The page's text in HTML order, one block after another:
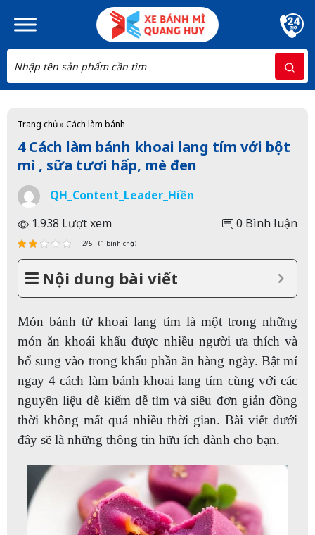
Skip to main content
Trang chủ»Cách làm bánh
4 Cách làm bánh khoai lang tím với bột
mì , sữa tươi hấp, mè đen
QH_Content_Leader_Hiền
1.938 Lượt xem
0 Bình luận
2/5 - (1 bình chọn)
Nội dung bài viết
Món bánh từ khoai lang tím là một trong những
món ăn khoái khẩu được nhiều người ưa thích và
bổ sung vào trong khẩu phần ăn hàng ngày. Bật mí
ngay 4 cách làm bánh khoai lang tím cùng với các
nguyên liệu dễ kiếm dễ tìm và siêu đơn giản đồng
thời không mất quá nhiều thời gian. Bài viết dưới
đây sẽ là những thông tin hữu ích dành cho bạn.